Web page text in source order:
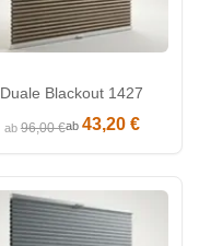
Duale Blackout 1427
ab96,00 €ab 43,20 €